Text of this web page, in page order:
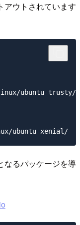
アウトされています
ubuntu trusty/
なるパッケージを導